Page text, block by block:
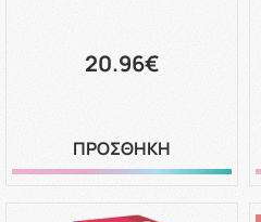
20.96€
ΠΡΟΣΘΗΚΗ